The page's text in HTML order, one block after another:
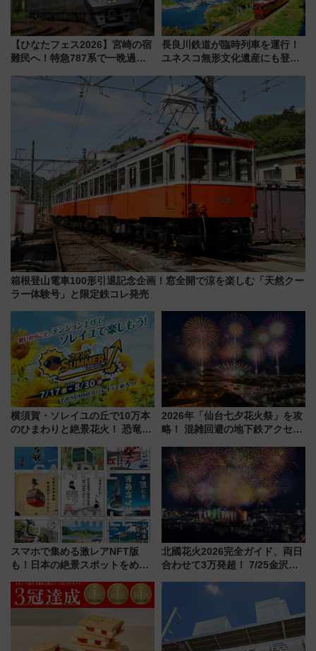
【ひなたフェス2026】宮崎の宿
難民へ！特急787系で一晩過ご
ローおひさま」が救世主に？
長良川鉄道が臨時列車を運行！
ユネスコ無形文化遺産にも登録
に 乗車には予約が必要
箱根登山電車100形引退記念企画！窓全開で涼を楽しむ「天然クー
ラー体験号」と限定鉄コレ発売
横須賀・ソレイユの丘で10万本
のひまわりと絶景花火！ 恐竜や
帰りお出かけ最新情報（2026年
7月17日～開催）
2026年「仙台七夕花火祭」を攻
略！ 混雑回避の地下鉄アクセス
火前に楽しむ仙台観光ルートま
で解説！
スマホで集める激レアNFT版
も！日本の絶景スポットをめぐ
ん)」企画がスタート
北國花火2026完全ガイド、両日
合わせて3万発超！ 7/25金沢大
会の日程・アクセス・観覧席ま
とめ（石川県）